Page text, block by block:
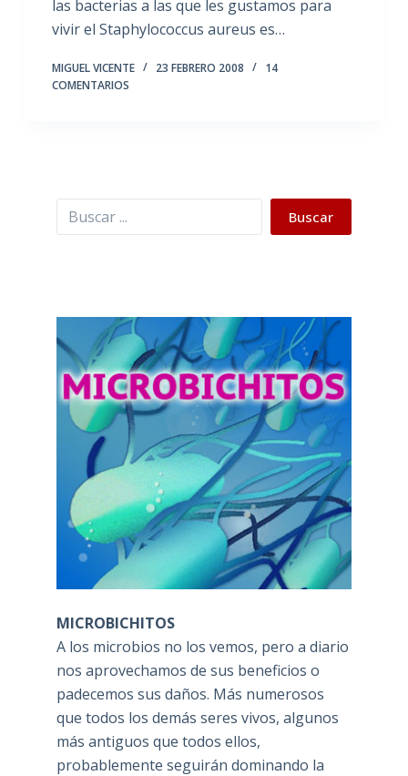
las bacterias a las que les gustamos para
vivir el Staphylococcus aureus es…
MIGUEL VICENTE 23 FEBRERO 2008
14
COMENTARIOS
Buscar Buscar
MICROBICHITOS
A los microbios no los vemos, pero a diario
nos aprovechamos de sus beneficios o
padecemos sus daños. Más numerosos
que todos los demás seres vivos, algunos
más antiguos que todos ellos,
probablemente seguirán dominando la